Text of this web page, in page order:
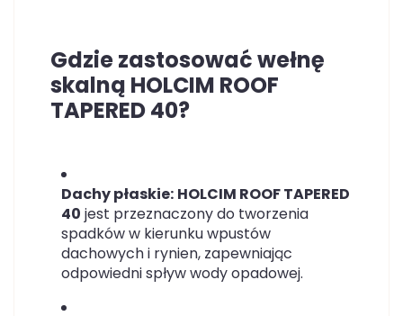
Gdzie zastosować wełnę
skalną HOLCIM ROOF
TAPERED 40?
Dachy płaskie: HOLCIM ROOF TAPERED
40 jest przeznaczony do tworzenia
spadków w kierunku wpustów
dachowych i rynien, zapewniając
odpowiedni spływ wody opadowej.